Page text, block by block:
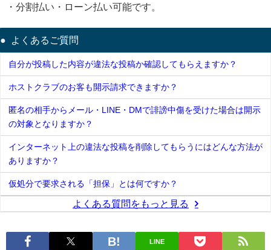
・分割払い・ローン払い可能です。
よくあるご質問
自分が投稿した内容が違法な投稿か確認してもらえますか？
ホストクラブのお客も開示請求できますか？
匿名の相手からメール・LINE・DMで誹謗中傷を受けた場合は開示
の対象となりますか？
インターネット上の違法な投稿を削除してもらうにはどんな方法が
ありますか？
仮処分で要求される「担保」とは何ですか？
よくある質問をもっと見る
LINE